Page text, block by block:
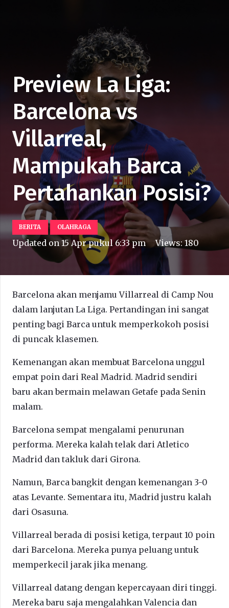
Preview La Liga:
Barcelona vs
Villarreal,
Mampukah Barca
Pertahankan Posisi?
BERITA OLAHRAGA
Updated on 15 Apr pukul 6:33 pm Views:180
Barcelona akan menjamu Villarreal di Camp Nou
dalam lanjutan La Liga. Pertandingan ini sangat
penting bagi Barca untuk memperkokoh posisi
di puncak klasemen.
Kemenangan akan membuat Barcelona unggul
empat poin dari Real Madrid. Madrid sendiri
baru akan bermain melawan Getafe pada Senin
malam.
Barcelona sempat mengalami penurunan
performa. Mereka kalah telak dari Atletico
Madrid dan takluk dari Girona.
Namun, Barca bangkit dengan kemenangan 3-0
atas Levante. Sementara itu, Madrid justru kalah
dari Osasuna.
Villarreal berada di posisi ketiga, terpaut 10 poin
dari Barcelona. Mereka punya peluang untuk
memperkecil jarak jika menang.
Villarreal datang dengan kepercayaan diri tinggi.
Mereka baru saja mengalahkan Valencia dan